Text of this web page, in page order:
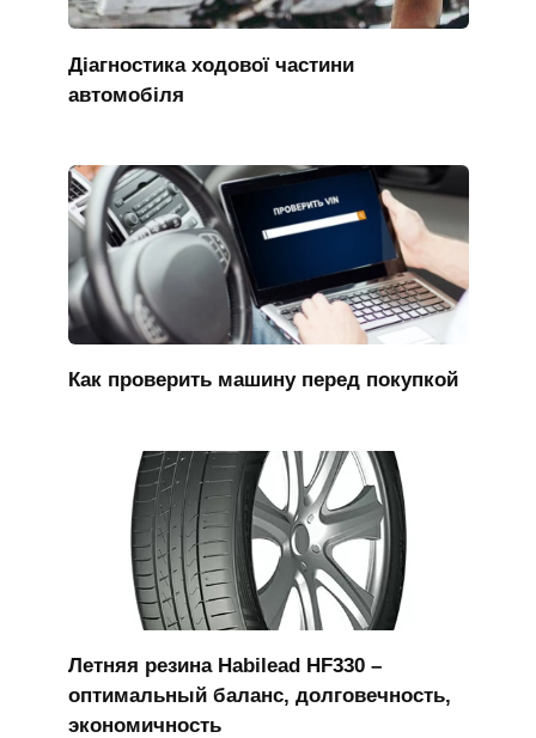
Діагностика ходової частини
автомобіля
Как проверить машину перед покупкой
Летняя резина Habilead HF330 –
оптимальный баланс, долговечность,
экономичность